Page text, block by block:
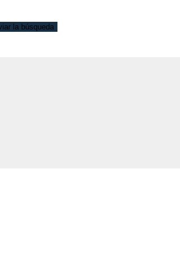
la búsqueda